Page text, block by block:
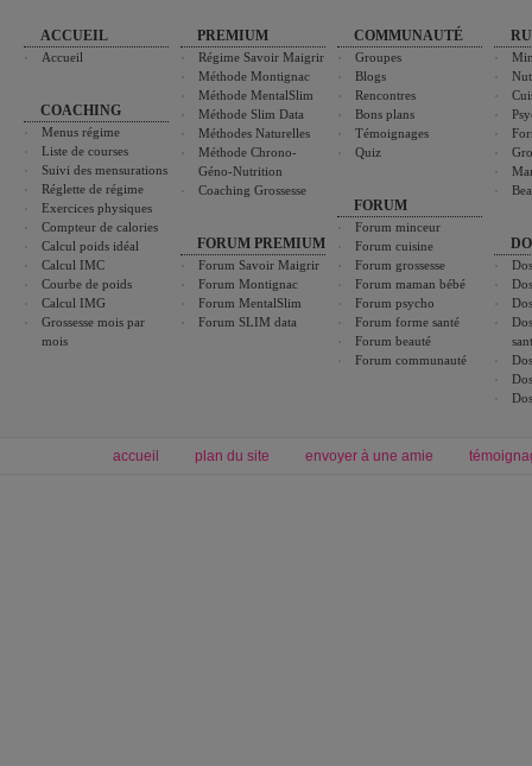
ACCUEIL
Accueil
COACHING
Menus régime
Liste de courses
Suivi des mensurations
Réglette de régime
Exercices physiques
Compteur de calories
Calcul poids idéal
Calcul IMC
Courbe de poids
Calcul IMG
Grossesse mois par
mois
PREMIUM
Régime Savoir Maigrir
Méthode Montignac
Méthode MentalSlim
Méthode Slim Data
Méthodes Naturelles
Méthode Chrono-
Géno-Nutrition
Coaching Grossesse
FORUM PREMIUM
Forum Savoir Maigrir
Forum Montignac
Forum MentalSlim
Forum SLIM data
COMMUNAUTÉ
Groupes
Blogs
Rencontres
Bons plans
Témoignages
Quiz
FORUM
Forum minceur
Forum cuisine
Forum grossesse
Forum maman bébé
Forum psycho
Forum forme santé
Forum beauté
Forum communauté
accueil plan du site envoyer à une amie